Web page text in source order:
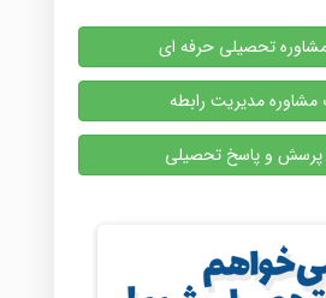
تحصیلی حرفه ای
مدیریت رابطه
و پاسخ تحصیلی